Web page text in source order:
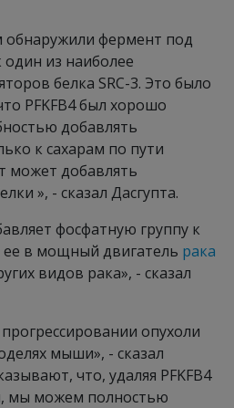
обнаружили фермент под
один из наиболее
белка SRC-3. Это было
PFKFB4 был хорошо
добавлять
к сахарам по пути
может добавлять
», - сказал Дасгупта.
фосфатную группу к
ее в мощный двигатель рака
видов рака», - сказал
опухоли
мыши», - сказал
что, удаляя PFKFB4
мы можем полностью